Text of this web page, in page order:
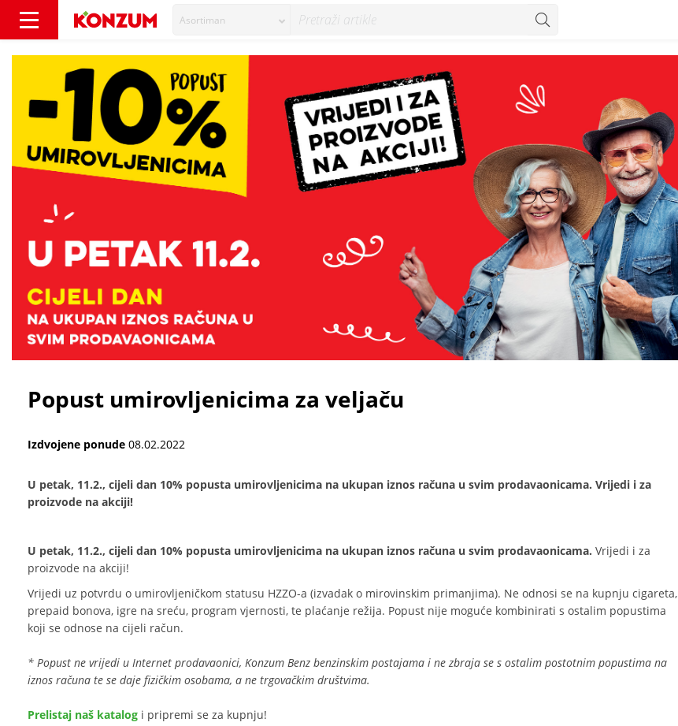
Asortiman
Popust umirovljenicima za veljaču
Izdvojene ponude 08.02.2022
​U petak, 11.2., cijeli dan 10% popusta umirovljenicima na ukupan iznos računa u svim prodavaonicama. Vrijedi i za
proizvode na akciji!
U petak, 11.2., cijeli dan 10% popusta umirovljenicima na ukupan iznos računa u svim prodavaonicama. Vrijedi i za
proizvode na akciji!
Vrijedi uz potvrdu o umirovljeničkom statusu HZZO-a (izvadak o mirovinskim primanjima). Ne odnosi se na kupnju cigareta,
prepaid bonova, igre na sreću, program vjernosti, te plaćanje režija. Popust nije moguće kombinirati s ostalim popustima
koji se odnose na cijeli račun.
* Popust ne vrijedi u Internet prodavaonici, Konzum Benz benzinskim postajama i ne zbraja se s ostalim postotnim popustima na
iznos računa te se daje fizičkim osobama, a ne trgovačkim društvima.
Prelistaj naš katalog i pripremi se za kupnju!